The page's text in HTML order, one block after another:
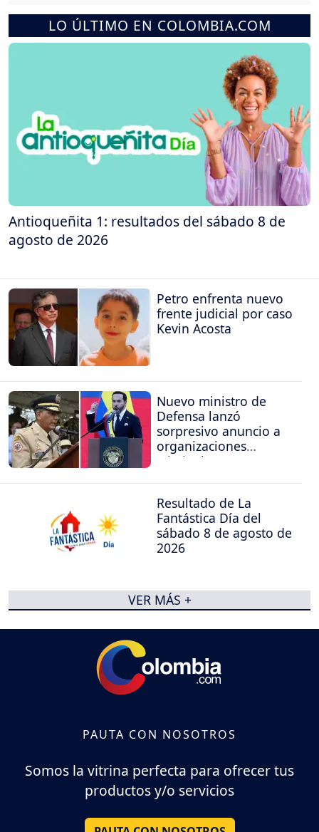
LO ÚLTIMO EN COLOMBIA.COM
Antioqueñita 1: resultados del sábado 8 de
agosto de 2026
Petro enfrenta nuevo
frente judicial por caso
Kevin Acosta
Nuevo ministro de
Defensa lanzó
sorpresivo anuncio a
organizaciones
criminales
Resultado de La
Fantástica Día del
sábado 8 de agosto de
2026
VER MÁS +
PAUTA CON NOSOTROS
Somos la vitrina perfecta para ofrecer tus
productos y/o servicios